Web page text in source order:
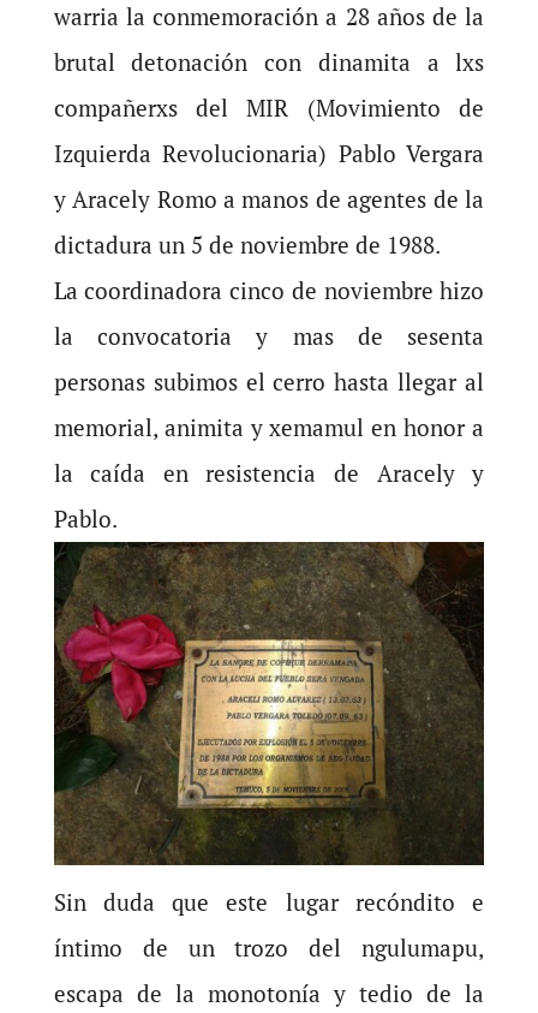
warria la conmemoración a 28 años de la
brutal detonación con dinamita a lxs
compañerxs del MIR (Movimiento de
Izquierda Revolucionaria) Pablo Vergara
y Aracely Romo a manos de agentes de la
dictadura un 5 de noviembre de 1988.
La coordinadora cinco de noviembre hizo
la convocatoria y mas de sesenta
personas subimos el cerro hasta llegar al
memorial, animita y xemamul en honor a
la caída en resistencia de Aracely y
Pablo.
Sin duda que este lugar recóndito e
íntimo de un trozo del ngulumapu,
escapa de la monotonía y tedio de la